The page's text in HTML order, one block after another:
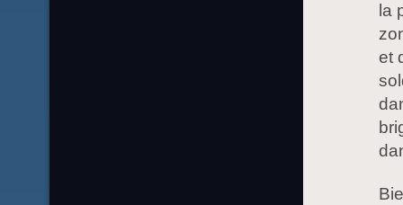
la
et